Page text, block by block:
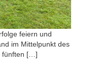
feiern und
im Mittelpunkt des
fünften […]